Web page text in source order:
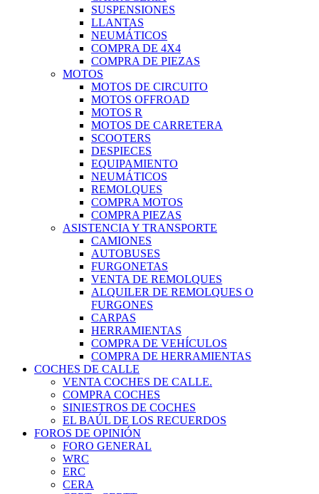
SUSPENSIONES
LLANTAS
NEUMÁTICOS
COMPRA DE 4X4
COMPRA DE PIEZAS
MOTOS
MOTOS DE CIRCUITO
MOTOS OFFROAD
MOTOS R
MOTOS DE CARRETERA
SCOOTERS
DESPIECES
EQUIPAMIENTO
NEUMÁTICOS
REMOLQUES
COMPRA MOTOS
COMPRA PIEZAS
ASISTENCIA Y TRANSPORTE
CAMIONES
AUTOBUSES
FURGONETAS
VENTA DE REMOLQUES
ALQUILER DE REMOLQUES O
FURGONES
CARPAS
HERRAMIENTAS
COMPRA DE VEHÍCULOS
COMPRA DE HERRAMIENTAS
COCHES DE CALLE
VENTA COCHES DE CALLE.
COMPRA COCHES
SINIESTROS DE COCHES
EL BAÚL DE LOS RECUERDOS
FOROS DE OPINIÓN
FORO GENERAL
WRC
ERC
CERA